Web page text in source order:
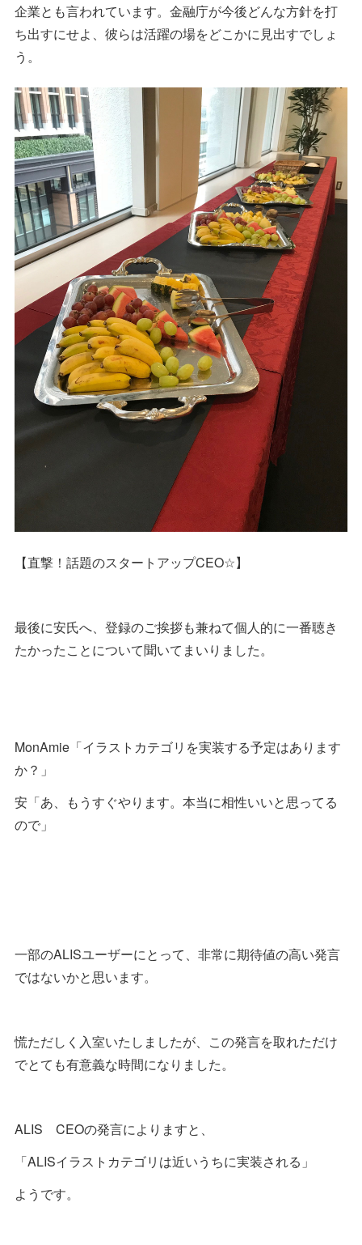
企業とも言われています。金融庁が今後どんな方針を打
ち出すにせよ、彼らは活躍の場をどこかに見出すでしょ
う。
【直撃！話題のスタートアップCEO☆】
最後に安氏へ、登録のご挨拶も兼ねて個人的に一番聴き
たかったことについて聞いてまいりました。
MonAmie「イラストカテゴリを実装する予定はあります
か？」
安「あ、もうすぐやります。本当に相性いいと思ってる
ので」
一部のALISユーザーにとって、非常に期待値の高い発言
ではないかと思います。
慌ただしく入室いたしましたが、この発言を取れただけ
でとても有意義な時間になりました。
ALIS CEOの発言によりますと、
「ALISイラストカテゴリは近いうちに実装される」
ようです。